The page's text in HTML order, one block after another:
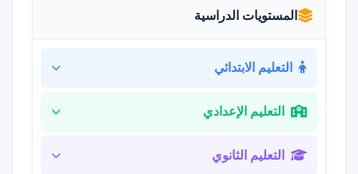
المستويات الدراسية
التعليم الابتدائي
التعليم الإعدادي
التعليم الثانوي